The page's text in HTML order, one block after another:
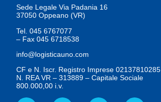
Sede Legale Via Padania 16
37050 Oppeano (VR)
Tel. 045 6767077
– Fax 045 6718538
info@logisticauno.com
CF e N. Iscr. Registro Imprese 02137810285
N. REA VR – 313889 – Capitale Sociale
800.000,00 i.v.